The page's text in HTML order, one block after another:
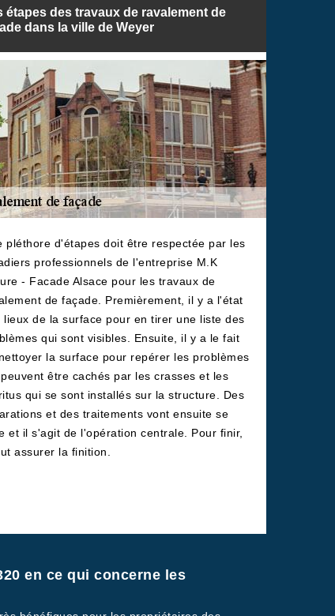
étapes des travaux de ravalement de
dans la ville de Weyer
pléthore d'étapes doit être respectée par les
professionnels de l'entreprise M.K
- Facade Alsace pour les travaux de
de façade. Premièrement, il y a l'état
lieux de la surface pour en tirer une liste des
qui sont visibles. Ensuite, il y a le fait
la surface pour repérer les problèmes
être cachés par les crasses et les
qui se sont installés sur la structure. Des
et des traitements vont ensuite se
et il s'agit de l'opération centrale. Pour finir,
assurer la finition.
en ce qui concerne les